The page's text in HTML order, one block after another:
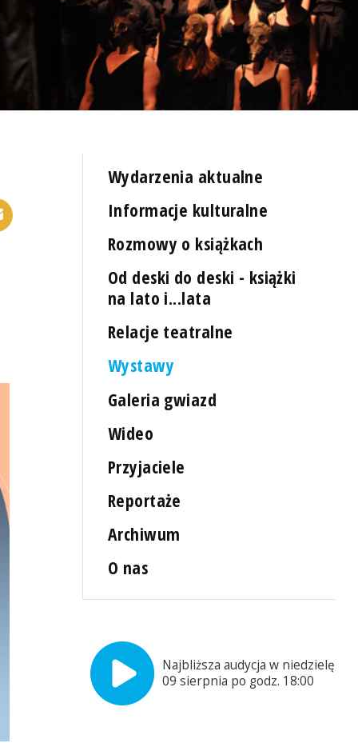
Wydarzenia aktualne
Informacje kulturalne
Rozmowy o książkach
Od deski do deski - książki
na lato i...lata
Relacje teatralne
Wystawy
Galeria gwiazd
Wideo
Przyjaciele
Reportaże
Archiwum
O nas
Najbliższa audycja w niedzielę,
09 sierpnia po godz. 18:00